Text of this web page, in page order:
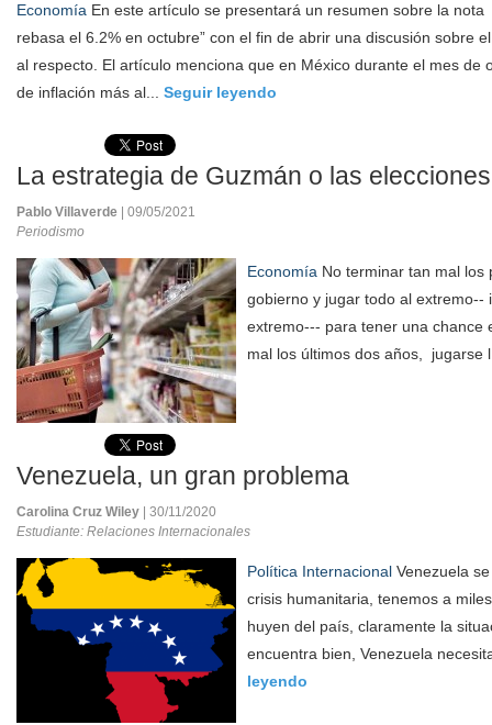
Economía En este artículo se presentará un resumen sobre la nota
rebasa el 6.2% en octubre” con el fin de abrir una discusión sobre
al respecto. El artículo menciona que en México durante el mes de
de inflación más al... Seguir leyendo
La estrategia de Guzmán o las elecciones
Pablo Villaverde
| 09/05/2021
Periodismo
Economía No terminar tan mal los
gobierno y jugar todo al extremo--
extremo--- para tener una chance
mal los últimos dos años, jugarse
Venezuela, un gran problema
Carolina Cruz Wiley
| 30/11/2020
Estudiante: Relaciones Internacionales
Política Internacional Venezuela
crisis humanitaria, tenemos a
huyen del país, claramente la
encuentra bien, Venezuela
leyendo